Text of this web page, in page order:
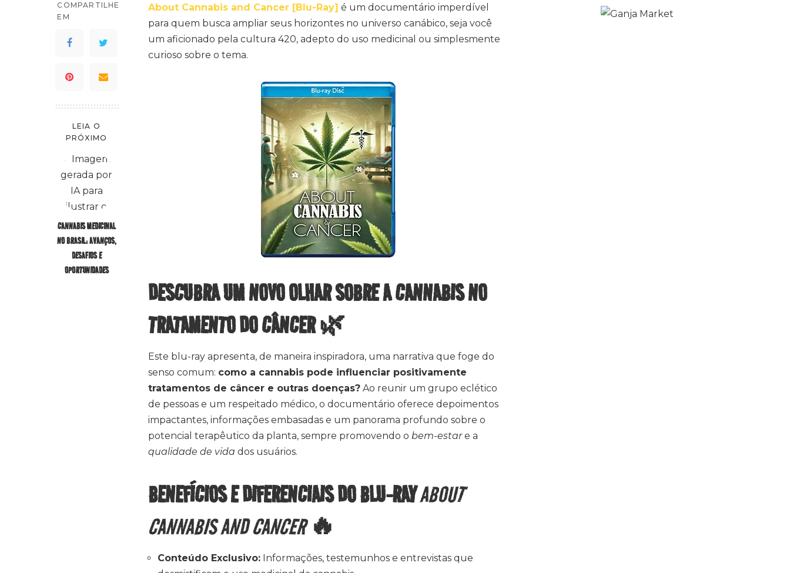
COMPARTILHE
EM
LEIA O
PRÓXIMO
CANNABIS MEDICINAL
NO BRASIL: AVANÇOS,
DESAFIOS E
OPORTUNIDADES
About Cannabis and Cancer [Blu-Ray] é um documentário imperdível
para quem busca ampliar seus horizontes no universo canábico, seja você
um aficionado pela cultura 420, adepto do uso medicinal ou simplesmente
curioso sobre o tema.
DESCUBRA UM NOVO OLHAR SOBRE A CANNABIS NO
TRATAMENTO DO CÂNCER 🌿
Este blu-ray apresenta, de maneira inspiradora, uma narrativa que foge do
senso comum: como a cannabis pode influenciar positivamente
tratamentos de câncer e outras doenças? Ao reunir um grupo eclético
de pessoas e um respeitado médico, o documentário oferece depoimentos
impactantes, informações embasadas e um panorama profundo sobre o
potencial terapêutico da planta, sempre promovendo o bem-estare a
qualidade de vida dos usuários.
BENEFÍCIOS E DIFERENCIAIS DO BLU-RAYABOUT
CANNABIS AND CANCER🔥
Conteúdo Exclusivo: Informações, testemunhos e entrevistas que